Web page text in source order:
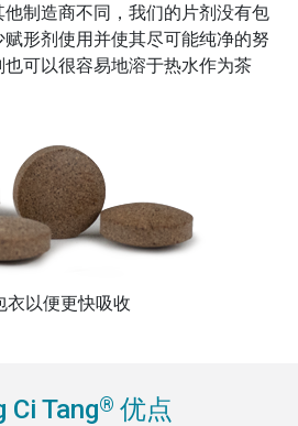
衣以便更快吸收
制造商不同，我们的片剂没有包
形剂使用并使其尽可能纯净的努
可以很容易地溶于热水作为茶
Ci Tang® 优点